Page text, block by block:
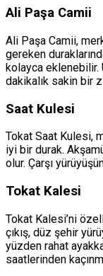
Ali Paşa Camii
Ali Paşa Camii,
gereken
kolayca eklenebilir.
dakikalık sakin bir
Saat Kulesi
Tokat Saat Kulesi,
iyi bir durak.
olur. Çarşı
Tokat Kalesi
Tokat Kalesi’ni
çıkış, düz şehir
yüzden rahat
saatlerinden